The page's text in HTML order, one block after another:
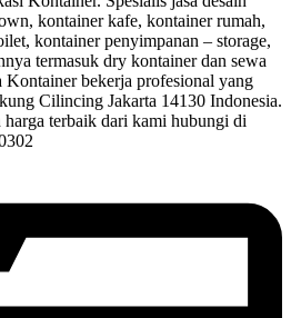
kontainer kafe, kontainer rumah,
kontainer penyimpanan – storage,
termasuk dry kontainer dan sewa
bekerja profesional yang
Cilincing Jakarta 14130 Indonesia.
harga terbaik dari kami hubungi di